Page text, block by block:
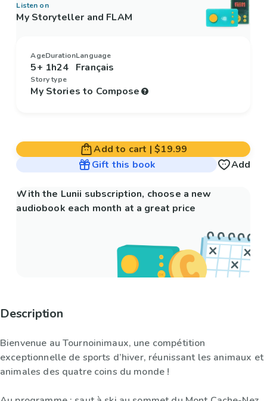
Listen on
My Storyteller and FLAM
Age
5+
Duration
1h24
Language
Français
Story type
My Stories to Compose
Add to cart |$19.99
Gift this book
Add
With the Lunii subscription, choose a new
audiobook each month at a great price
Description
Bienvenue au Tournoinimaux, une compétition
exceptionnelle de sports d’hiver, réunissant les animaux et
animales des quatre coins du monde !